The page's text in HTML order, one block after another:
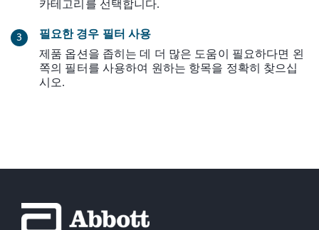
카테고리를 선택합니다.
필요한 경우 필터 사용
제품 옵션을 좁히는 데 더 많은 도움이 필요하다면 왼
쪽의 필터를 사용하여 원하는 항목을 정확히 찾으십
시오.